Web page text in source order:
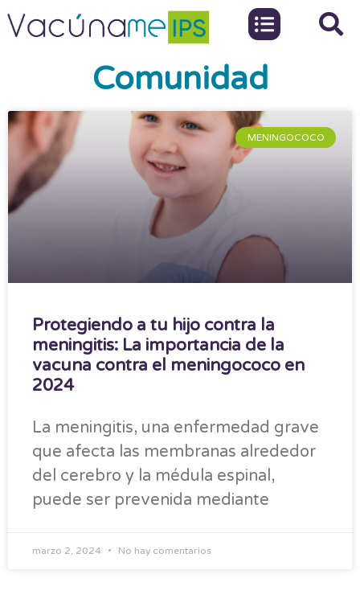
Comunidad
MENINGOCOCO
Protegiendo a tu hijo contra la
meningitis: La importancia de la
vacuna contra el meningococo en
2024
La meningitis, una enfermedad grave
que afecta las membranas alrededor
del cerebro y la médula espinal,
puede ser prevenida mediante
marzo 2, 2024 No hay comentarios